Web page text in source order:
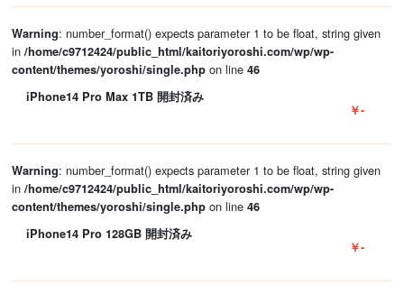
Warning: number_format() expects parameter 1 to be float, string given
in /home/c9712424/public_html/kaitoriyoroshi.com/wp/wp-
content/themes/yoroshi/single.phpon line 46
iPhone14 Pro Max 1TB 開封済み
￥-
Warning: number_format() expects parameter 1 to be float, string given
in /home/c9712424/public_html/kaitoriyoroshi.com/wp/wp-
content/themes/yoroshi/single.phpon line 46
iPhone14 Pro 128GB 開封済み
￥-